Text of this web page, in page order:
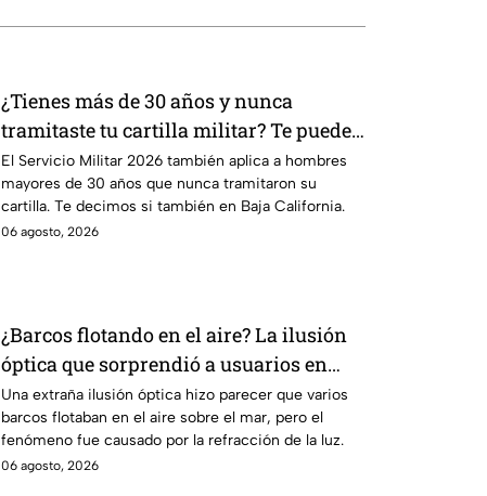
¿Tienes más de 30 años y nunca
tramitaste tu cartilla militar? Te pueden
llamar para hacer servicio en Baja
California
El Servicio Militar 2026 también aplica a hombres
mayores de 30 años que nunca tramitaron su
cartilla. Te decimos si también en Baja California.
06 agosto, 2026
¿Barcos flotando en el aire? La ilusión
óptica que sorprendió a usuarios en
redes sociales
Una extraña ilusión óptica hizo parecer que varios
barcos flotaban en el aire sobre el mar, pero el
fenómeno fue causado por la refracción de la luz.
06 agosto, 2026